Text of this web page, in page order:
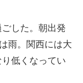
した。朝出発
雨。関西には大
低くなってい